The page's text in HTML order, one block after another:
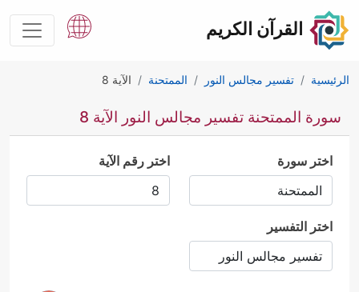
القرآن الكريم
الرئيسية تفسير مجالس النور الممتحنة الآية 8
سورة الممتحنة تفسير مجالس النور الآية 8
اختر سورة اختر رقم الآية
اختر التفسير